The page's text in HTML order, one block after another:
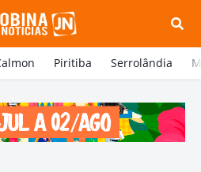
Piritiba Serrolândia